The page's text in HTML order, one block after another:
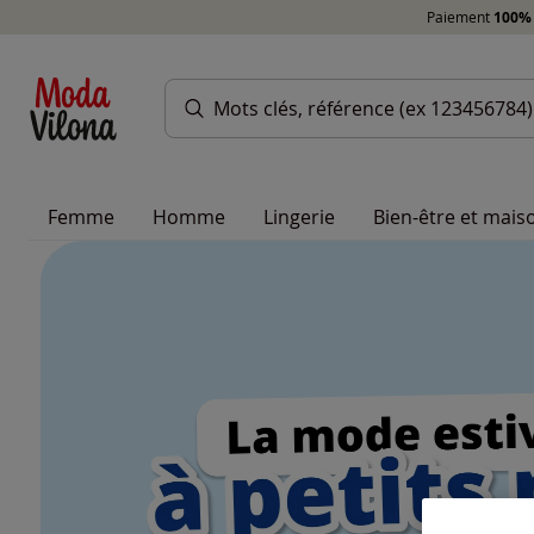
Paiement
Femme Homme Lingerie Bien-être et